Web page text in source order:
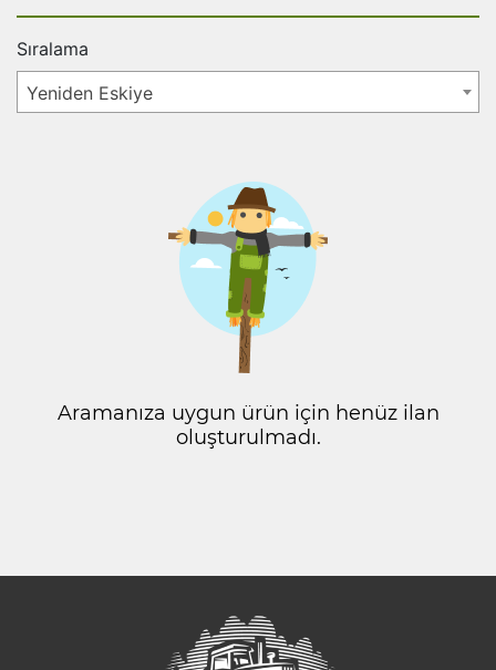
Sıralama
Yeniden Eskiye
Aramanıza uygun ürün için henüz ilan
oluşturulmadı.